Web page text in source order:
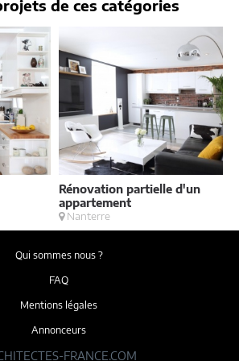
de ces catégories
Rénovation partielle d'un
appartement
Nanterre
Qui sommes nous ?
FAQ
Mentions légales
Annonceurs
FRANCE.COM